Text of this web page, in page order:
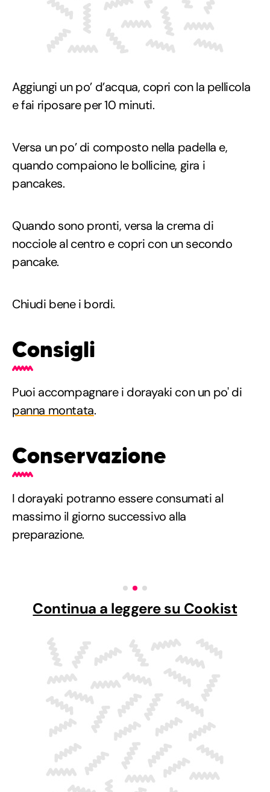
Aggiungi un po’ d’acqua, copri con la pellicola
e fai riposare per 10 minuti.
Versa un po’ di composto nella padella e,
quando compaiono le bollicine, gira i
pancakes.
Quando sono pronti, versa la crema di
nocciole al centro e copri con un secondo
pancake.
Chiudi bene i bordi.
Consigli
Puoi accompagnare i dorayaki con un po' di
panna montata.
Conservazione
I dorayaki potranno essere consumati al
massimo il giorno successivo alla
preparazione.
Continua a leggere su Cookist